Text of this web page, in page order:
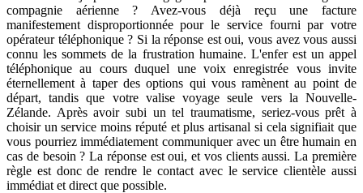
compagnie aérienne ? Avez-vous déjà reçu une facture
manifestement disproportionnée pour le service fourni par votre
opérateur téléphonique ? Si la réponse est oui, vous avez vous aussi
connu les sommets de la frustration humaine. L'enfer est un appel
téléphonique au cours duquel une voix enregistrée vous invite
éternellement à taper des options qui vous ramènent au point de
départ, tandis que votre valise voyage seule vers la Nouvelle-
Zélande. Après avoir subi un tel traumatisme, seriez-vous prêt à
choisir un service moins réputé et plus artisanal si cela signifiait que
vous pourriez immédiatement communiquer avec un être humain en
cas de besoin ? La réponse est oui, et vos clients aussi. La première
règle est donc de rendre le contact avec le service clientèle aussi
immédiat et direct que possible.